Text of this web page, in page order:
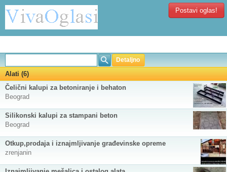
Postavi oglas!
Detaljno
Alati (6)
Čelični kalupi za betoniranje i behaton
Beograd
Silikonski kalupi za stampani beton
Beograd
Otkup,prodaja i iznajmljivanje građevinske opreme
zrenjanin